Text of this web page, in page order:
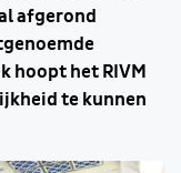
afgerond
hoopt het RIVM
te kunnen